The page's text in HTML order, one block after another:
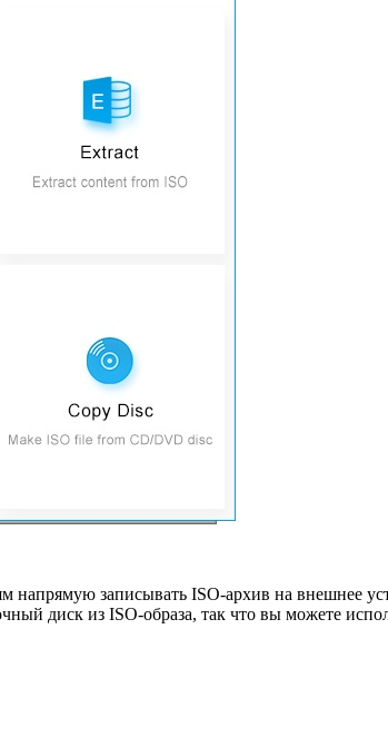
напрямую записывать ISO-архив на внешнее
диск из ISO-образа, так что вы можете